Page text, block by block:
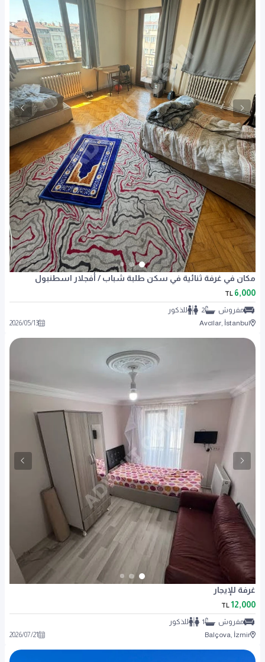
مكان في غرفة ثنائية في سكن طلبة شباب / أفجلار اسطنبول
6,000
TL
مفروش 2
للذكور
Avcılar, İstanbul
2026/05/13
غرفة للإيجار
12,000
TL
مفروش 1
للذكور
Balçova, İzmir
2026/07/21